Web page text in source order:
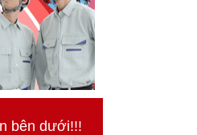
bên dưới!!!